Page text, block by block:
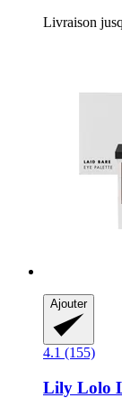
Livraison
Ajouter
4.1 (155)
Lily Lolo